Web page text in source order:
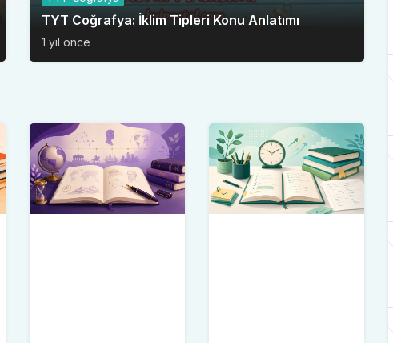
TYT Coğrafya: İklim Tipleri Konu Anlatımı
1 yıl önce